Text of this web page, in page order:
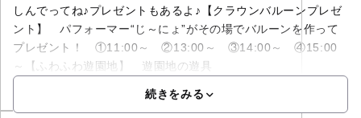
しんでってね♪プレゼントもあるよ♪【クラウンバルーンプレゼ
ント】 パフォーマー“じ～にょ”がその場でバルーンを作って
プレゼント！ ①11:00～ ②13:00～ ③14:00～ ④15:00
～【ふわふわ遊園地】 遊園地の遊具
続きをみる